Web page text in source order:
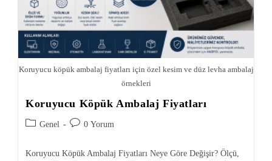
Koruyucu köpük ambalaj fiyatları için özel kesim ve düz levha ambalaj
örnekleri
Koruyucu Köpük Ambalaj Fiyatları
Genel 0 Yorum
Koruyucu Köpük Ambalaj Fiyatları Neye Göre Değişir? Ölçü,